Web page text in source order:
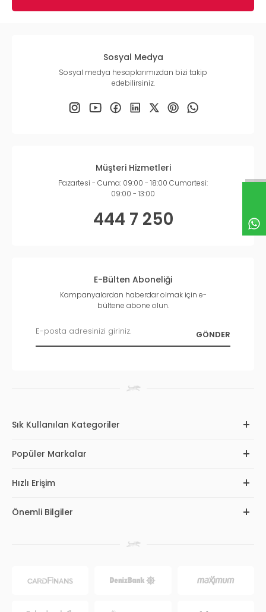
Sosyal Medya
Sosyal medya hesaplarımızdan bizi takip
edebilirsiniz.
Müşteri Hizmetleri
Pazartesi - Cuma: 09:00 - 18:00 Cumartesi:
09:00 - 13:00
444 7 250
E-Bülten Aboneliği
Kampanyalardan haberdar olmak için e-
bültene abone olun.
Sık Kullanılan Kategoriler
Popüler Markalar
Hızlı Erişim
Önemli Bilgiler